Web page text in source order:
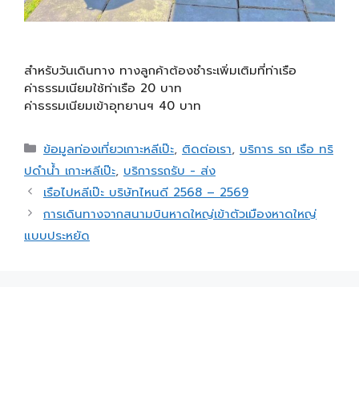
สำหรับวันเดินทาง ทางลูกค้าต้องชำระเพิ่มเติมที่ท่าเรือ
ค่าธรรมเนียมใช้ท่าเรือ 20 บาท
ค่าธรรมเนียมเข้าอุทยานฯ 40 บาท
ข้อมูลท่องเที่ยวเกาะหลีเป๊ะ, ติดต่อเรา, บริการ รถ เรือ ทริ
ปดำน้ำ เกาะหลีเป๊ะ, บริการรถรับ - ส่ง
เรือไปหลีเป๊ะ บริษัทไหนดี 2568 – 2569
การเดินทางจากสนามบินหาดใหญ่เข้าตัวเมืองหาดใหญ่
แบบประหยัด